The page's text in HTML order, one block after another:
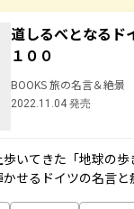
道しるべとなるド
１００
BOOKS 旅の名言＆絶景
2022.11.04 発売
いてきた「地球の
せるドイツの名言